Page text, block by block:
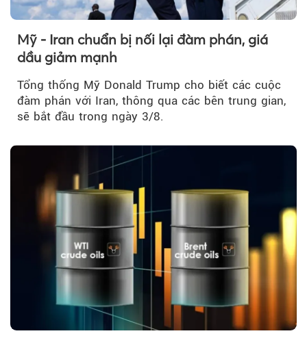
Mỹ - Iran chuẩn bị nối lại đàm phán, giá
dầu giảm mạnh
Tổng thống Mỹ Donald Trump cho biết các cuộc
đàm phán với Iran, thông qua các bên trung gian,
sẽ bắt đầu trong ngày 3/8.